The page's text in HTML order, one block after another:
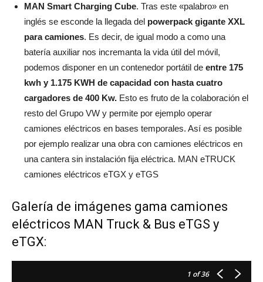
MAN Smart Charging Cube. Tras este «palabro» en
inglés se esconde la llegada del powerpack gigante XXL
para camiones. Es decir, de igual modo a como una
batería auxiliar nos incremanta la vida útil del móvil,
podemos disponer en un contenedor portátil de entre 175
kwh y 1.175 KWH de capacidad con hasta cuatro
cargadores de 400 Kw. Esto es fruto de la colaboración el
resto del Grupo VW y permite por ejemplo operar
camiones eléctricos en bases temporales. Así es posible
por ejemplo realizar una obra con camiones eléctricos en
una cantera sin instalación fija eléctrica. MAN eTRUCK
camiones eléctricos eTGX y eTGS
Galería de imágenes gama camiones
eléctricos MAN Truck & Bus eTGS y
eTGX:
1 of 36